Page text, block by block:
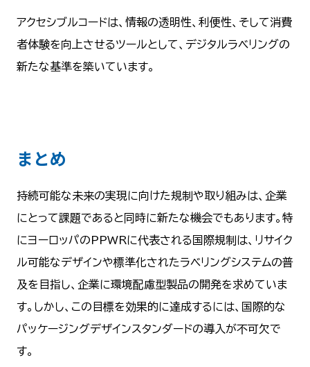
アクセシブルコードは、情報の透明性、利便性、そして消費
者体験を向上させるツールとして、デジタルラベリングの
新たな基準を築いています。
まとめ
持続可能な未来の実現に向けた規制や取り組みは、企業
にとって課題であると同時に新たな機会でもあります。特
にヨーロッパのPPWRに代表される国際規制は、リサイク
ル可能なデザインや標準化されたラベリングシステムの普
及を目指し、企業に環境配慮型製品の開発を求めていま
す。しかし、この目標を効果的に達成するには、国際的な
パッケージングデザインスタンダードの導入が不可欠で
す。